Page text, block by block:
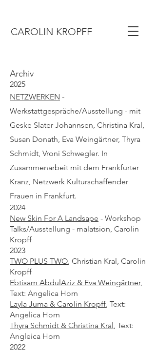
CAROLIN KROPFF
Archiv
2025
NETZWERKEN -
Werkstattgespräche/Ausstellung - mit
Geske Slater Johannsen, Christina Kral,
Susan Donath, Eva Weingärtner, Thyra
Schmidt, Vroni Schwegler. In
Zusammenarbeit mit dem Frankfurter
Kranz, Netzwerk Kulturschaffender
Frauen in Frankfurt.
2024
New Skin For A Landsape - Workshop
Talks/Ausstellung - malatsion, Carolin
Kropff​
2023
TWO PLUS TWO, Christian Kral, Carolin
Kropff
Ebtisam AbdulAziz & Eva Weingärtner,
Text: Angelica Horn
Layla Juma & Carolin Kropff, Text:
Angelica Horn
Thyra Schmidt & Christina Kral, Text:
Angleica Horn
2022